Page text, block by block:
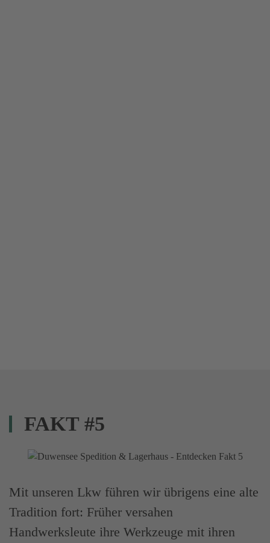
FAKT #5
Mit unseren Lkw führen wir übrigens eine alte
Tradition fort: Früher versahen
Handwerksleute ihre Werkzeuge mit ihren